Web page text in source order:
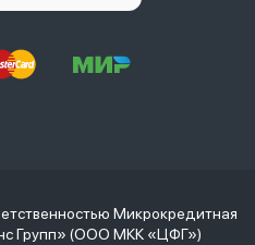
Микрокредитная
Групп» (ООО МКК «ЦФГ»)